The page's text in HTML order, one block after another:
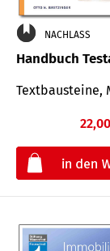
NACHLASS
Handbuch
Textbausteine,